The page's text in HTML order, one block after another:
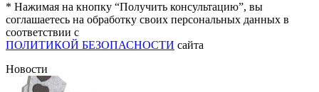
* Нажимая на кнопку “Получить консультацию”, вы
соглашаетесь на обработку своих персональных данных в
соответствии с
ПОЛИТИКОЙ БЕЗОПАСНОСТИ сайта
Новости